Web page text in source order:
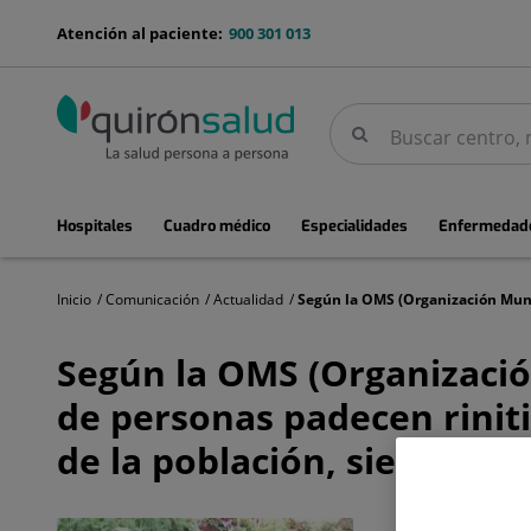
menu-
900 301 013
Atención al paciente:
BuscarBuscar
menuPrincipal
Hospitales Cuadro médico Especialidades
Inicio Comunicación Actualidad
OMS
(Organización
Mundial
de
la
se
Según la OMS
de personas padecen
de la población, siendo la